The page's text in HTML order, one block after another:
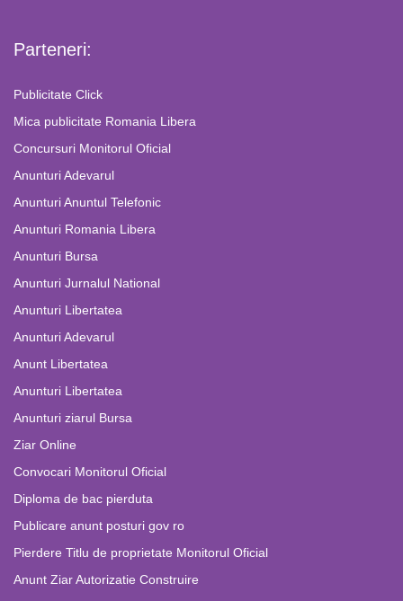
Parteneri:
Publicitate Click
Mica publicitate Romania Libera
Concursuri Monitorul Oficial
Anunturi Adevarul
Anunturi Anuntul Telefonic
Anunturi Romania Libera
Anunturi Bursa
Anunturi Jurnalul National
Anunturi Libertatea
Anunturi Adevarul
Anunt Libertatea
Anunturi Libertatea
Anunturi ziarul Bursa
Ziar Online
Convocari Monitorul Oficial
Diploma de bac pierduta
Publicare anunt posturi gov ro
Pierdere Titlu de proprietate Monitorul Oficial
Anunt Ziar Autorizatie Construire